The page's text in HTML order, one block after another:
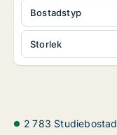
Bostadstyp
Storlek
2 783 Studiebostad